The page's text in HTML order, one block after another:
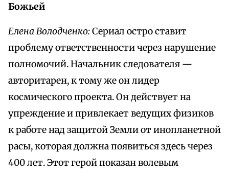
Божьей
Елена Володченко:Сериал остро ставит
проблему ответственности через нарушение
полномочий. Начальник следователя —
авторитарен, к тому же он лидер
космического проекта. Он действует на
упреждение и привлекает ведущих физиков
к работе над защитой Земли от инопланетной
расы, которая должна появиться здесь через
400 лет. Этот герой показан волевым